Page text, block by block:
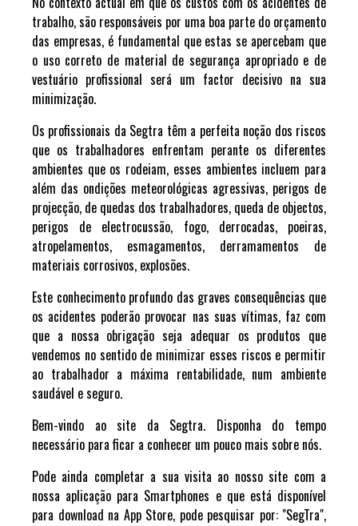
trabalho, são responsáveis por uma boa parte do orçamento
das empresas, é fundamental que estas se apercebam que
o uso correto de material de segurança apropriado e de
vestuário profissional será um factor decisivo na sua
minimização.
Os profissionais da Segtra têm a perfeita noção dos riscos
que os trabalhadores enfrentam perante os diferentes
ambientes que os rodeiam, esses ambientes incluem para
além das ondições meteorológicas agressivas, perigos de
projecção, de quedas dos trabalhadores, queda de objectos,
perigos de electrocussão, fogo, derrocadas, poeiras,
atropelamentos, esmagamentos, derramamentos de
materiais corrosivos, explosões.
Este conhecimento profundo das graves consequências que
os acidentes poderão provocar nas suas vítimas, faz com
que a nossa obrigação seja adequar os produtos que
vendemos no sentido de minimizar esses riscos e permitir
ao trabalhador a máxima rentabilidade, num ambiente
saudável e seguro.
Bem-vindo ao site da Segtra. Disponha do tempo
necessário para ficar a conhecer um pouco mais sobre nós.
Pode ainda completar a sua visita ao nosso site com a
nossa aplicação para Smartphones e que está disponível
para download na App Store, pode pesquisar por: "SegTra",